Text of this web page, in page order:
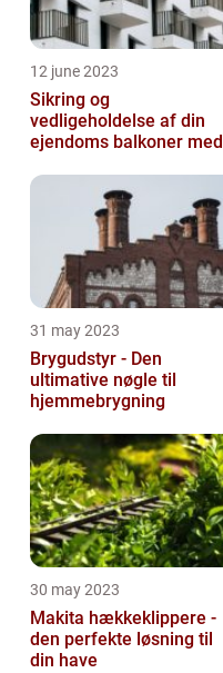
12 june 2023
Sikring og
vedligeholdelse af din
ejendoms balkoner med
31 may 2023
Brygudstyr - Den
ultimative nøgle til
hjemmebrygning
30 may 2023
Makita hækkeklippere -
den perfekte løsning til
din have